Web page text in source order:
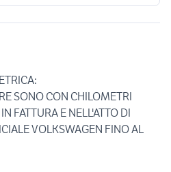
SONO CON CHILOMETRI
FATTURA E NELL'ATTO DI
VOLKSWAGEN FINO AL